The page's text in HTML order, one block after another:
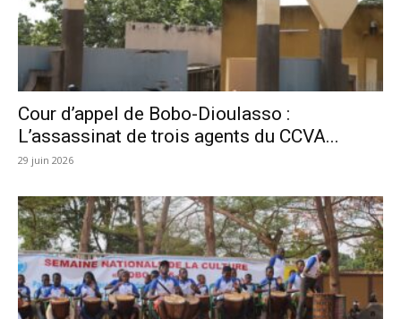
Cour d’appel de Bobo-Dioulasso :
L’assassinat de trois agents du CCVA...
29 juin 2026